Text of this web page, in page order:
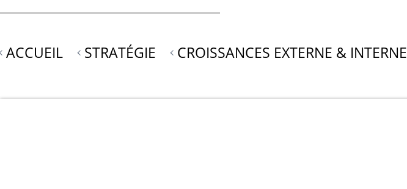
ACCUEIL STRATÉGIE CROISSANCES EXTERNE & INTERNE